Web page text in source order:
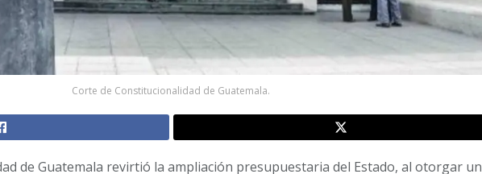
Corte de Constitucionalidad de Guatemala.
de Guatemala revirtió la ampliación presupuestaria del Estado, al otorgar un